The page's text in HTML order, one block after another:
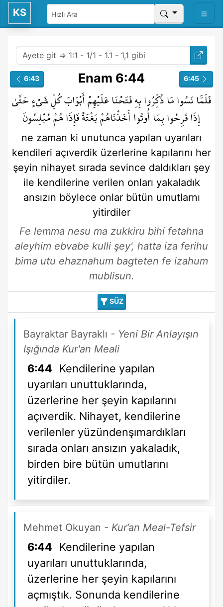
KS
6:43 6:45
Enam 6:44
فَلَمَّانَسُوامَاذُكِّرُوابِهِفَتَحْنَاعَلَيْهِمْأَبْوَابَكُلِّشَيْءٍحَتَّىٰ
إِذَافَرِحُوابِمَاأُوتُواأَخَذْنَاهُمْبَغْتَةًفَإِذَاهُمْمُبْلِسُونَ
ne zaman ki unutunca yapılan uyarıları
kendileri açıverdik üzerlerine kapılarını her
şeyin nihayet sırada sevince daldıkları şey
ile kendilerine verilen onları yakaladık
ansızın böylece onlar bütün umutlarnı
yitirdiler
Fe lemma nesu ma zukkiru bihi fetahna
aleyhim ebvabe kulli şey', hatta iza ferihu
bima utu ehaznahum bagteten fe izahum
mublisun.
SÜZ
Bayraktar Bayraklı - Yeni Bir Anlayışın
Işığında Kur'an Meali
6:44
Kendilerine yapılan
uyarıları unuttuklarında,
üzerlerine her şeyin kapılarını
açıverdik. Nihayet, kendilerine
verilenler yüzündenşımardıkları
sırada onları ansızın yakaladık,
birden bire bütün umutlarını
yitirdiler.
Mehmet Okuyan - Kur’an Meal-Tefsir
6:44
Kendilerine yapılan
uyarıları unuttuklarında,
üzerlerine her şeyin kapılarını
açmıştık. Sonunda kendilerine